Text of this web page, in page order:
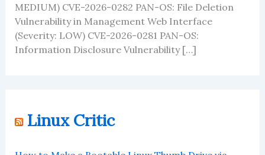
MEDIUM) CVE-2026-0282 PAN-OS: File Deletion
Vulnerability in Management Web Interface
(Severity: LOW) CVE-2026-0281 PAN-OS:
Information Disclosure Vulnerability […]
Linux Critic